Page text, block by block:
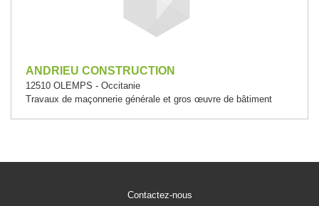
ANDRIEU CONSTRUCTION
12510 OLEMPS - Occitanie
Travaux de maçonnerie générale et gros œuvre de bâtiment
Contactez-nous